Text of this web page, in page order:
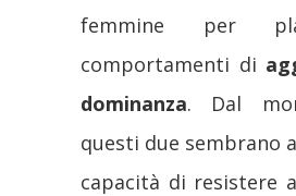
femmine per
comportamenti di
dominanza. Dal
questi due sembrano
capacità di resistere